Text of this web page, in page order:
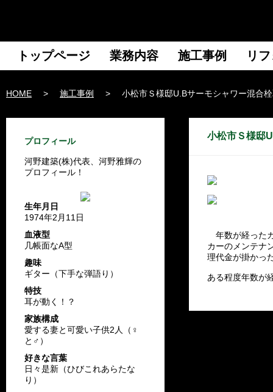
トップページ 業務内容 施工事例 リ
HOME > 施工事例 > 小松市Ｓ様邸U.Bサーモシャワー混合
小松市Ｓ様邸
年数が経った
カーのメンテナ
理代金が掛かっ
ある程度年数が
プロフィール
河野建築(株)代表、河野雅輝の
プロフィール！
生年月日
1974年2月11日
血液型
几帳面なA型
趣味
ギター（下手な弾語り）
特技
耳が動く！？
家族構成
愛する妻と可愛い子供2人（♀
と♂）
好きな言葉
日々是新（ひびこれあらたな
り）